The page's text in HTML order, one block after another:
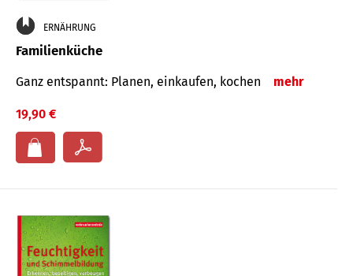
ERNÄHRUNG
Familienküche
Ganz entspannt: Planen, einkaufen, kochen mehr
19,90 €